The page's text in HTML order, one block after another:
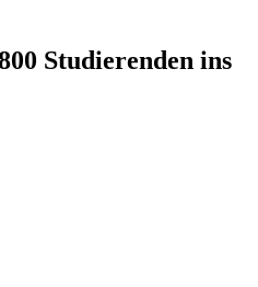
Studierenden ins